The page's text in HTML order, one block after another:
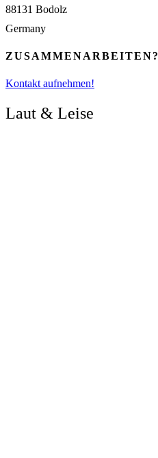
88131 Bodolz
Germany
ZUSAMMENARBEITEN?
Kontakt aufnehmen!
Laut & Leise